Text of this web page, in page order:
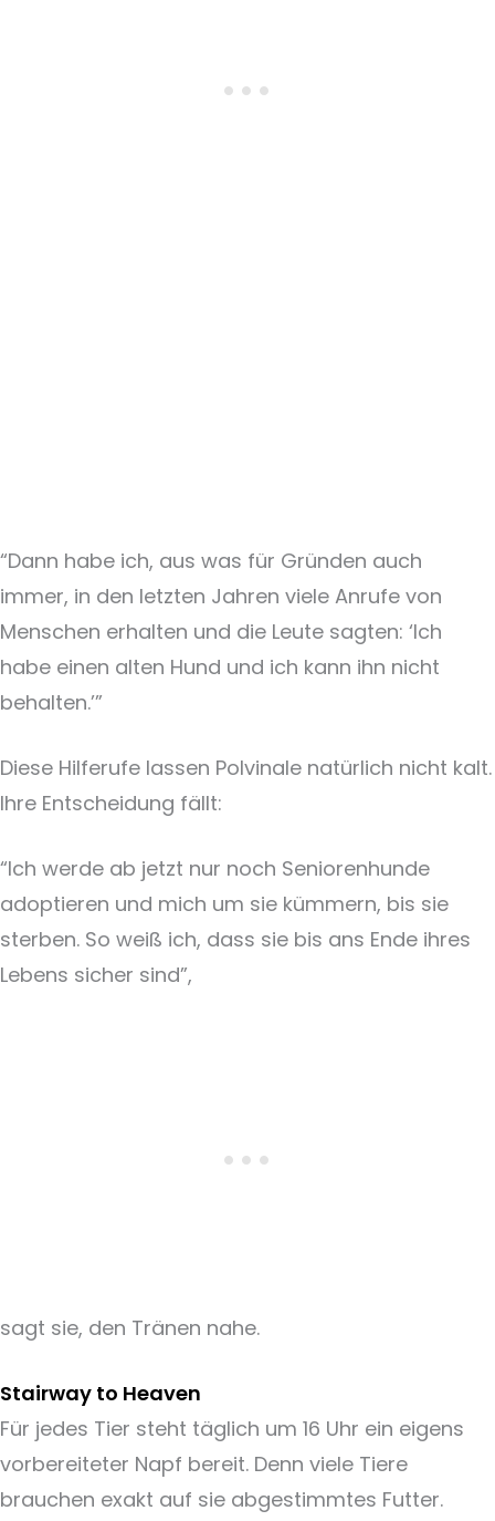
“Dann habe ich, aus was für Gründen auch
immer, in den letzten Jahren viele Anrufe von
Menschen erhalten und die Leute sagten: ‘Ich
habe einen alten Hund und ich kann ihn nicht
behalten.’”
Diese Hilferufe lassen Polvinale natürlich nicht kalt.
Ihre Entscheidung fällt:
“Ich werde ab jetzt nur noch Seniorenhunde
adoptieren und mich um sie kümmern, bis sie
sterben. So weiß ich, dass sie bis ans Ende ihres
Lebens sicher sind”,
sagt sie, den Tränen nahe.
Stairway to Heaven
Für jedes Tier steht täglich um 16 Uhr ein eigens
vorbereiteter Napf bereit. Denn viele Tiere
brauchen exakt auf sie abgestimmtes Futter.